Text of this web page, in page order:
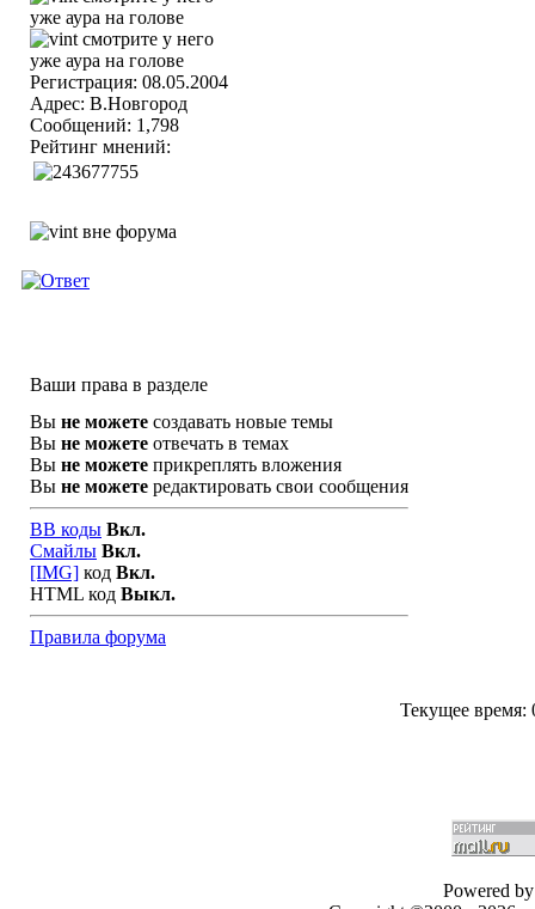
Регистрация: 08.05.2004
Адрес: В.Новгород
Сообщений: 1,798
Рейтинг мнений:
Ваши права в разделе
Вы не можете создавать новые темы
Вы не можете отвечать в темах
Вы не можете прикреплять вложения
Вы не можете редактировать свои сообщения
BB коды Вкл.
Смайлы Вкл.
[IMG] код Вкл.
HTML код Выкл.
Правила форума
Текущее время:
Powered